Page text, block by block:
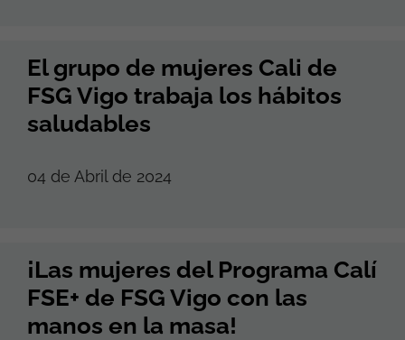
El grupo de mujeres Cali de
FSG Vigo trabaja los hábitos
saludables
04 de Abril de 2024
¡Las mujeres del Programa Calí
FSE+ de FSG Vigo con las
manos en la masa!